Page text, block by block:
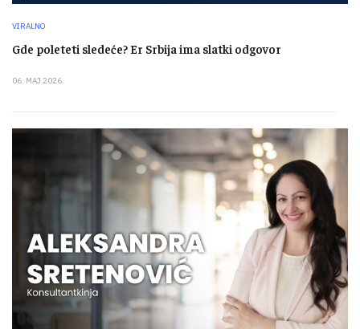
VIRALNO
Gde poleteti sledeće? Er Srbija ima slatki odgovor
06. MAJ 2026.